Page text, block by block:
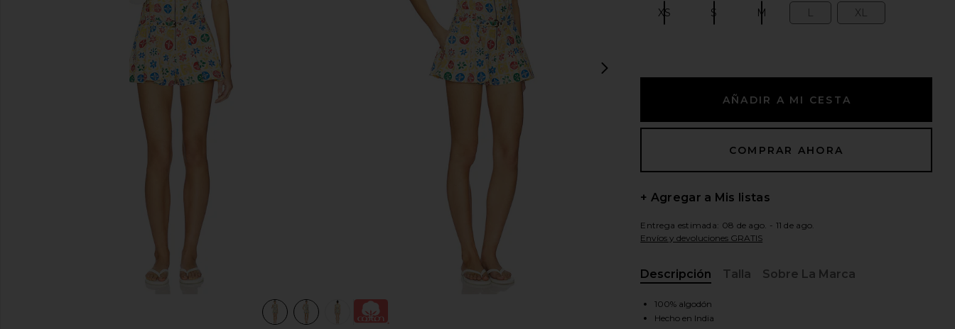
diapositivas anteriores
view 4 of 3 ESTAMPADO FREE PEOPLE DUNE DANCER in Buttercream Comboview 1 of 3 ESTAMPADO FREE PEOPLE DUNE DANCER in Buttercream Comboview 2 of 3 ESTAMPADO FREE PEOPLE DUNE DANCER in
siguientes diapositivas
XS S M L XL
+ Agregar a Mis listas
Entrega estimada: 08 de ago. - 11 de ago.
Envíos y devoluciones GRATIS
Descripción
Talla Sobre La Marca
100% algodón
Hecho en India